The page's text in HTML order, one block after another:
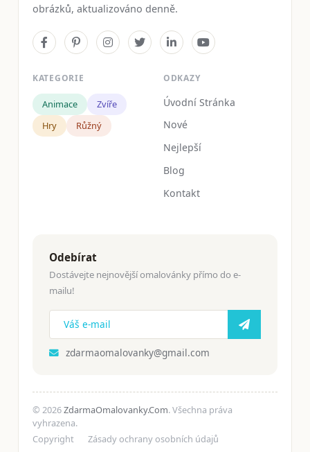
obrázků, aktualizováno denně.
KATEGORIE
Animace
Zvíře
Hry
Růžný
ODKAZY
Úvodní Stránka
Nové
Nejlepší
Blog
Kontakt
Odebírat
Dostávejte nejnovější omalovánky přímo do e-
mailu!
zdarmaomalovanky@gmail.com
© 2026ZdarmaOmalovanky.Com. Všechna práva
vyhrazena.
Copyright
Zásady ochrany osobních údajů